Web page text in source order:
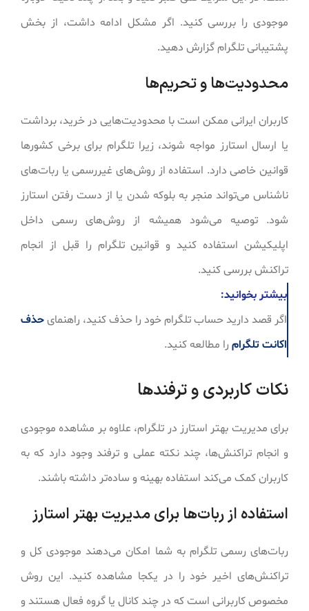
موجودی را بررسی کنید. اگر مشکل ادامه داشت، از بخش
پشتیبانی تلگرام گزارش دهید.
محدودیت‌ها و تحریم‌ها
کاربران ایرانی ممکن است با محدودیت‌هایی در خرید، برداشت
یا ارسال استارز مواجه شوند، زیرا تلگرام برای برخی کشورها
قوانین خاصی دارد. استفاده از روش‌های غیررسمی یا ربات‌های
ناشناس می‌تواند منجر به بلوکه شدن یا از دست رفتن استارز
شود. توصیه می‌شود همیشه از روش‌های رسمی داخل
اپلیکیشن استفاده کنید و قوانین تلگرام را قبل از انجام
تراکنش بررسی کنید.
بیشتر بخوانید:
اگر قصد دارید حساب تلگرام خود را حذف کنید، راهنمایحذف
اکانت تلگرام را مطالعه کنید.
نکات کاربردی و ترفندها
برای مدیریت بهتر استارز در تلگرام، علاوه بر مشاهده موجودی
و انجام تراکنش‌ها، چند نکته عملی و ترفند وجود دارد که به
کاربران کمک می‌کند استفاده بهینه و ساده‌تر داشته باشند.
استفاده از ربات‌ها برای مدیریت بهتر استارز
ربات‌های رسمی تلگرام به شما امکان می‌دهند موجودی کل و
تراکنش‌های اخیر خود را در یکجا مشاهده کنید. این روش
مخصوص کاربرانی است که در چند کانال یا گروه فعال هستند و